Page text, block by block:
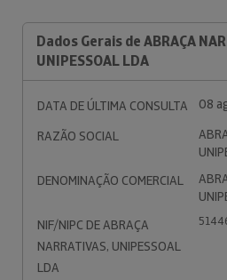
Dados Gerais de ABRAÇA
UNIPESSOAL LDA
DATA DE ÚLTIMA CONSULTA
08
RAZÃO SOCIAL
DENOMINAÇÃO COMERCIAL
NIF/NIPC DE ABRAÇA
NARRATIVAS, UNIPESSOAL
LDA